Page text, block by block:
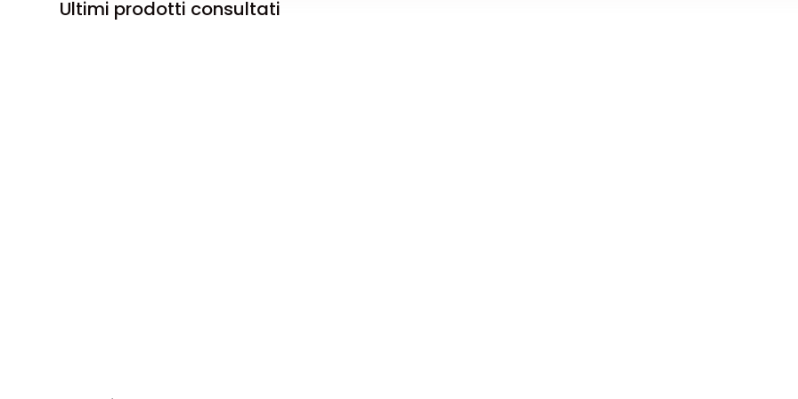
Ultimi prodotti consultati